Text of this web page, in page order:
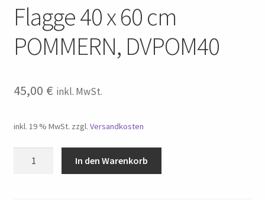
AGB
Flagge 40 x 60 cm
POMMERN, DVPOM40
45,00 € inkl. MwSt.
inkl. 19 % MwSt. zzgl. Versandkosten
In den Warenkorb